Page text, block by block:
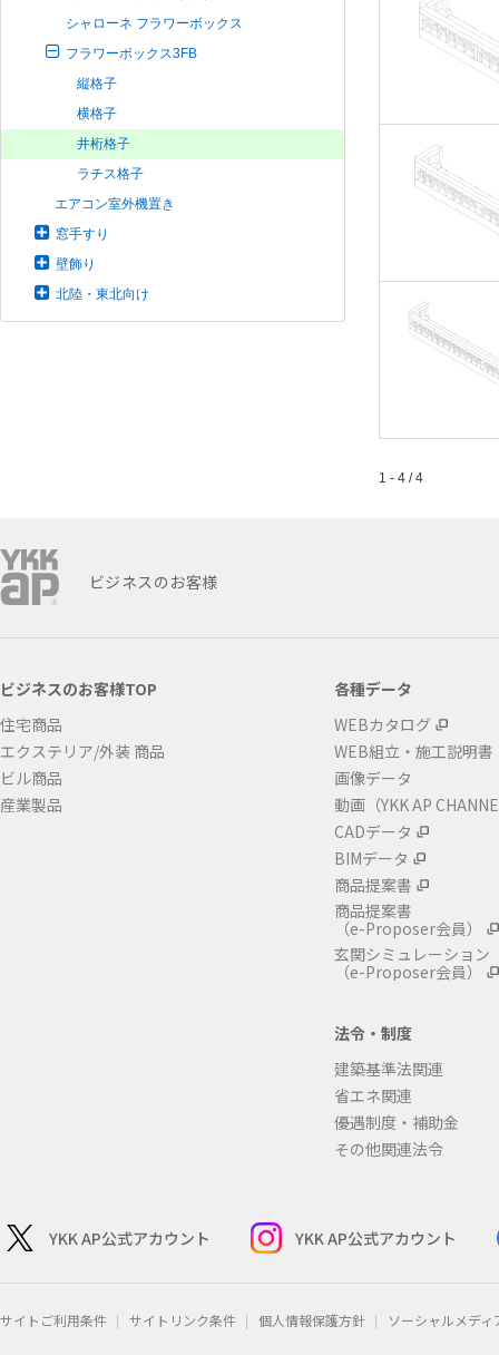
シャローネ フラワーボックス
フラワーボックス3FB
縦格子
横格子
井桁格子
ラチス格子
エアコン室外機置き
窓手すり
壁飾り
北陸・東北向け
1 - 4 / 4
ビジネスのお客様
ビジネスのお客様TOP
住宅商品
エクステリア/外装 商品
ビル商品
産業製品
各種データ
WEBカタログ
WEB組立・施工説明書
画像データ
動画（YKK AP
CADデータ
BIMデータ
商品提案書
商品提案書
（e-Proposer会員）
玄関シミュレーション
（e-Proposer会員）
法令・制度
建築基準法関連
省エネ関連
優遇制度・補助金
その他関連法令
YKK AP公式アカウント YKK AP公式アカウント
サイトご利用条件 サイトリンク条件 個人情報保護方針 ソーシャルメデ